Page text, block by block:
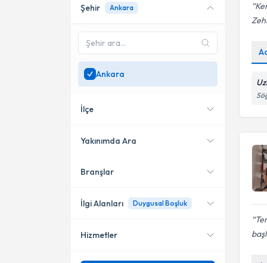
Online danışmanlık sunan
SadeceAnkara
uzman ara
Şehir Ankara
Ankara
İlçe
Çankaya
Keçiören
Yakınımda Ara
Konumuma yakın uzmanları
Branşlar
Psikoloji
İlgi Alanları Duygusal Boşluk
Hizmetler